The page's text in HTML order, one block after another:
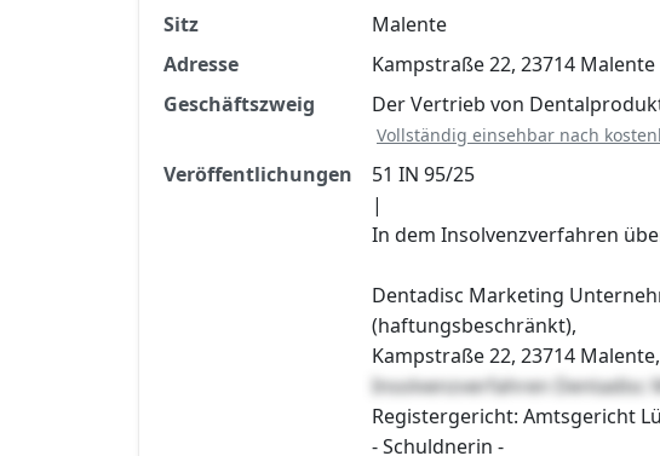
Finanzkennzahlen nach kostenloser Registrierung
Jetzt kostenlos registrieren
Sitz
Malente
Adresse
Kampstraße 22, 23714 Malente
Geschäftszweig
Der Vertrieb von
Vollständig einsehbar nach
Veröffentlichungen
51 IN 95/25
|
In dem Insolvenzverfahren
Dentadisc Marketing
(haftungsbeschränkt),
Kampstraße 22, 23714
Insolvenzverfahren
Registergericht: Amtsgericht
- Schuldnerin -